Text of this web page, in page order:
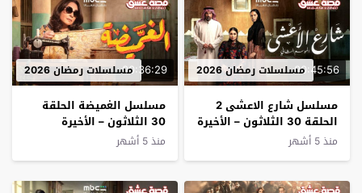
00:45:56مسلسلات رمضان 2026
مسلسل شارع الاعشى 2
الحلقة 30 الثلاثون – الأخيرة
منذ 5 أشهر
00:36:29مسلسلات رمضان 2026
مسلسل الغميضة الحلقة
30 الثلاثون – الأخيرة
منذ 5 أشهر